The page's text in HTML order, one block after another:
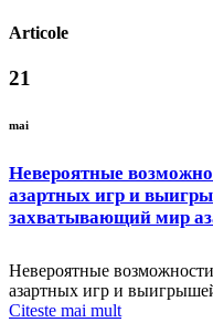
Articole
21
mai
Невероятные
азартных игр и
захватывающий мир
Невероятные
азартных игр и
Citeste mai mult